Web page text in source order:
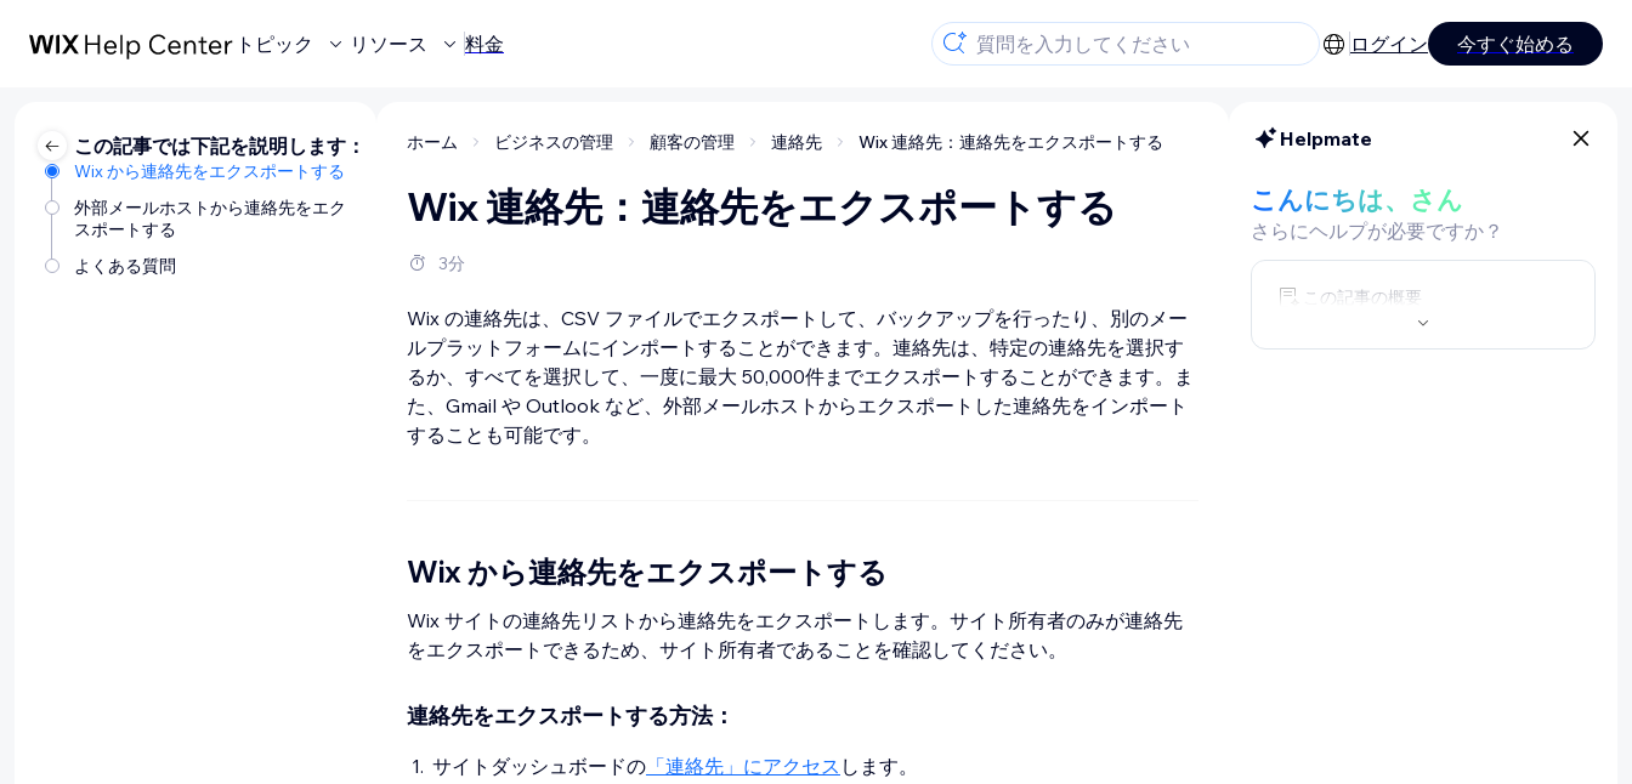
トピック リソース 料金 ログイン 今すぐ始める
この記事では下記を説明します：
Wix から連絡先をエクスポートする
外部メールホストから連絡先をエク
スポートする
よくある質問
ホーム ビジネスの管理 顧客の管理 連絡先 Wix 連絡先：連絡先をエクスポートする
Wix 連絡先：連絡先をエクスポートする
3分
Wix の連絡先は、CSV ファイルでエクスポートして、バックアップを行ったり、別のメー
ルプラットフォームにインポートすることができます。連絡先は、特定の連絡先を選択す
るか、すべてを選択して、一度に最大 50,000件までエクスポートすることができます。ま
た、Gmail や Outlook など、外部メールホストからエクスポートした連絡先をインポート
することも可能です。
Wix から連絡先をエクスポートする
Wix サイトの連絡先リストから連絡先をエクスポートします。サイト所有者のみが連絡先
をエクスポートできるため、サイト所有者であることを確認してください。
連絡先をエクスポートする方法：
サイトダッシュボードの 「連絡先」にアクセス します。
Helpmate
こんにちは、さん
さらにヘルプが必要ですか？
この記事の概要